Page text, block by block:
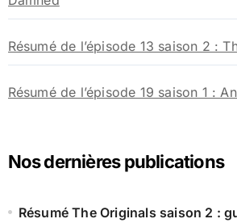
Résumé de l’épisode 13 saison 2 :
Résumé de l’épisode 19 saison 1 :
Nos dernières publications
Résumé The Originals saison 2 :